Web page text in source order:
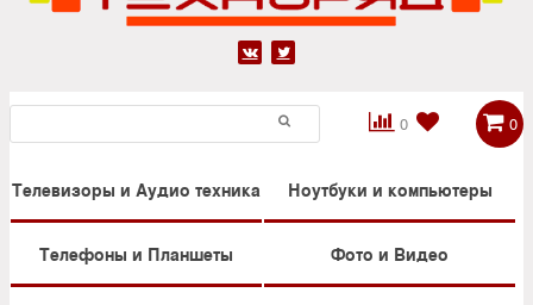
 
0

 0
Телевизоры и Аудио техника Ноутбуки и компьютеры
Телефоны и Планшеты Фото и Видео